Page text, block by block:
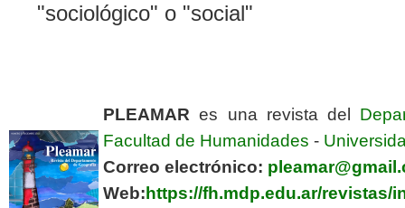
"sociológico" o "social"
PLEAMAR es una revista del
Facultad de Humanidades -
Correo electrónico:
Web:https://fh.mdp.edu.ar/revistas/